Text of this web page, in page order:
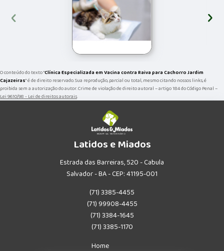
‹ ›
O conteúdo do texto "Clínica Especializada em Vacina contra Raiva para Cachorro Jardim
Cajazeiras" é de direito reservado. Sua reprodução, parcial ou total, mesmo citando nossos links, é
proibida sem a autorização do autor. Crime de violação de direito autoral – artigo 184 do Código Penal –
Lei 9610/98 - Lei de direitos autorais.
Latidos e Miados
Estrada das Barreiras, 520 - Cabula
Salvador - BA - CEP: 41195-001
(71) 3385-4455
(71) 99908-4455
(71) 3384-1645
(71) 3385-1170
Home